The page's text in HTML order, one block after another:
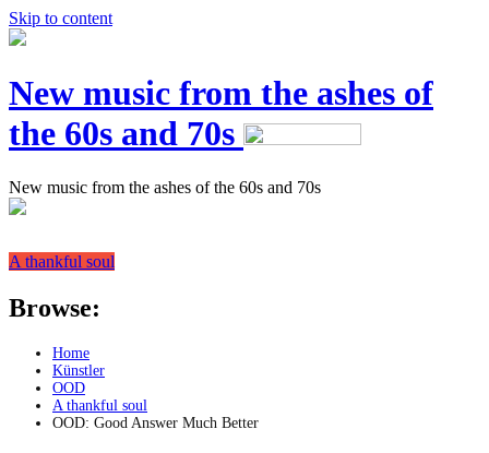
Skip to content
New music from the ashes of
the 60s and 70s
New music from the ashes of the 60s and 70s
A thankful soul
Browse:
Home
Künstler
OOD
A thankful soul
OOD: Good Answer Much Better